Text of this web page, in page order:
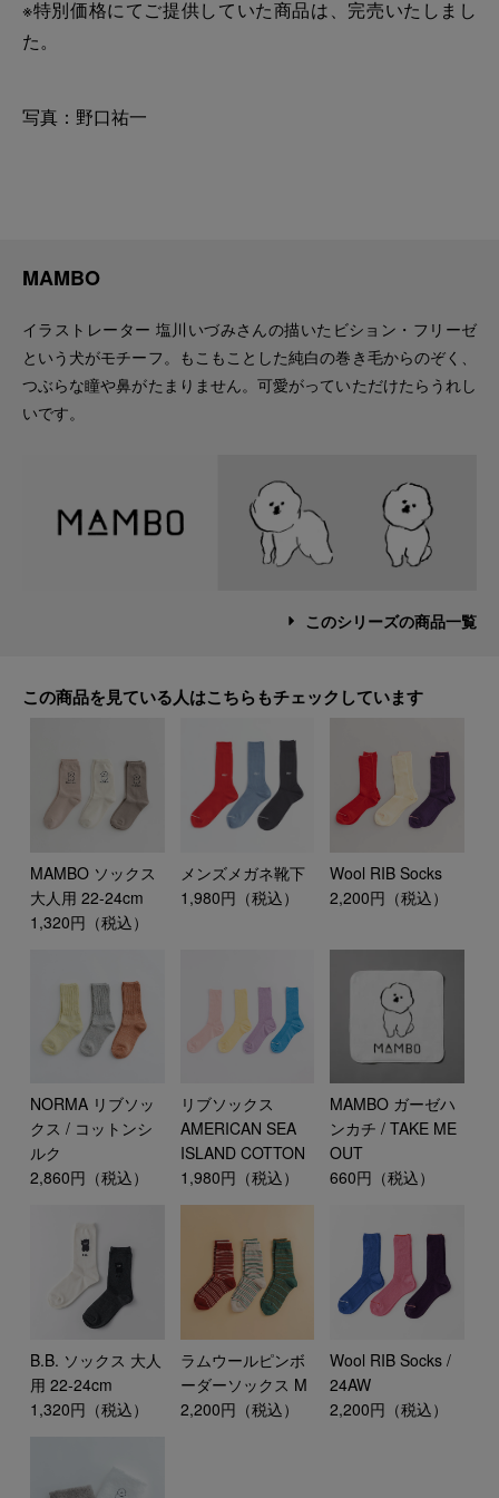
※特別価格にてご提供していた商品は、完売いたしまし
た。
写真：野口祐一
MAMBO
イラストレーター 塩川いづみさんの描いたビション・フリーゼ
という犬がモチーフ。もこもことした純白の巻き毛からのぞく、
つぶらな瞳や鼻がたまりません。可愛がっていただけたらうれし
いです。
このシリーズの商品一覧
この商品を見ている人はこちらもチェックしています
MAMBO ソックス
大人用 22-24cm
1,320円（税込）
メンズメガネ靴下
1,980円（税込）
Wool RIB Socks
2,200円（税込）
NORMA リブソッ
クス / コットンシ
ルク
2,860円（税込）
リブソックス
AMERICAN SEA
ISLAND COTTON
1,980円（税込）
MAMBO ガーゼハ
ンカチ / TAKE ME
OUT
660円（税込）
B.B. ソックス 大人
用 22-24cm
1,320円（税込）
ラムウールピンボ
ーダーソックス M
2,200円（税込）
Wool RIB Socks /
24AW
2,200円（税込）